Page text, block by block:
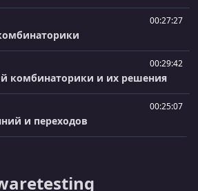
00:27:27
00:29:42
комбинаторики и их решения
00:25:07
и переходов